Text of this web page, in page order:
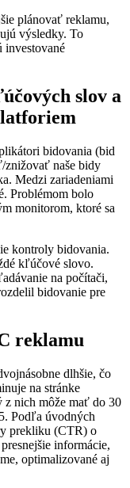
plánovať reklamu,
výsledky. To
investované
slov a
bidovania (bid
naše bidy
Medzi zariadeniami
Problémom bolo
monitorom, ktoré sa
kontroly bidovania.
kľúčové slovo.
na počítači,
bidovanie pre
reklamu
dlhšie, čo
na stránke
z nich môže mať do 30
Podľa úvodných
prekliku (CTR) o
informácie,
optimalizované aj